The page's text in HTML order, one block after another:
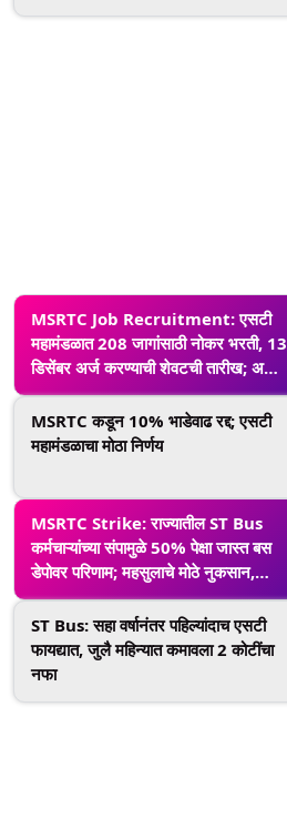
MSRTC Job Recruitment: एसटी
महामंडळात 208 जागांसाठी नोकर भरती, 13
डिसेंबर अर्ज करण्याची शेवटची तारीख; अर्ज
कुठे अन् कसा कराल?
MSRTC कडून 10% भाडेवाढ रद्द; एसटी
महामंडळाचा मोठा निर्णय
MSRTC Strike: राज्यातील ST Bus
कर्मचाऱ्यांच्या संपामुळे 50% पेक्षा जास्त बस
डेपोवर परिणाम; महसुलाचे मोठे नुकसान,
मुख्यमंत्र्यांनी उद्या बोलावली बैठक
ST Bus: सहा वर्षानंतर पहिल्यांदाच एसटी
फायद्यात, जुलै महिन्यात कमावला 2 कोटींचा
नफा